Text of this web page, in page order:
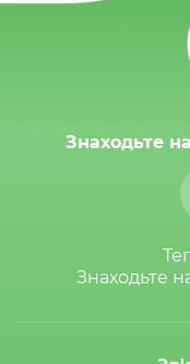
Знаходьте
Знаходьте